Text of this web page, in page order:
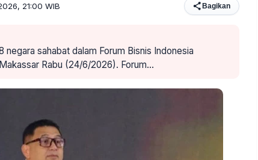
21:00 WIB Bagikan
negara sahabat dalam Forum Bisnis Indonesia
Rabu (24/6/2026). Forum…